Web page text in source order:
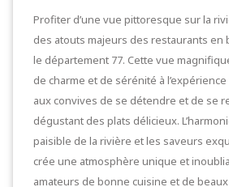
Profiter d’une vue pittoresque sur la
des atouts majeurs des restaurants en
le département 77. Cette vue
de charme et de sérénité à
aux convives de se détendre et de se
dégustant des plats délicieux.
paisible de la rivière et les saveurs
crée une atmosphère unique et
amateurs de bonne cuisine et de